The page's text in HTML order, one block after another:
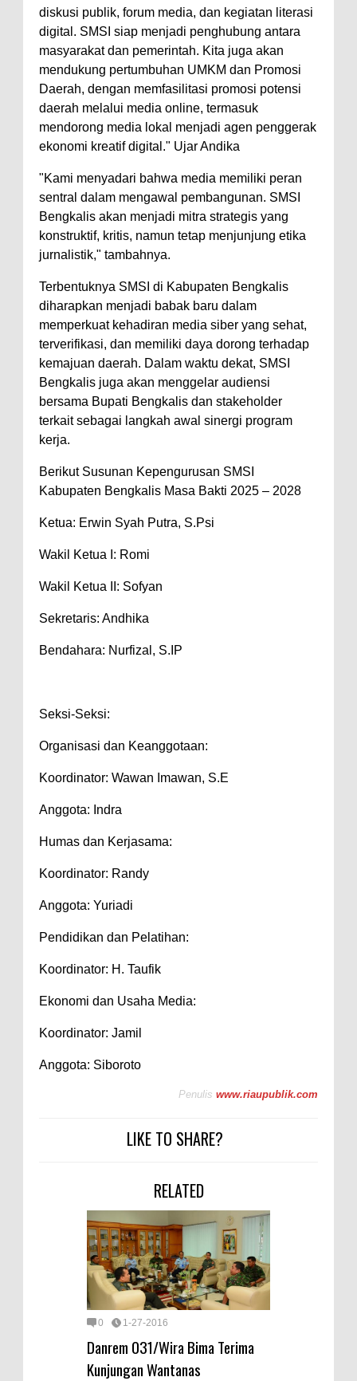
diskusi publik, forum media, dan kegiatan literasi
digital. SMSI siap menjadi penghubung antara
masyarakat dan pemerintah. Kita juga akan
mendukung pertumbuhan UMKM dan Promosi
Daerah, dengan memfasilitasi promosi potensi
daerah melalui media online, termasuk
mendorong media lokal menjadi agen penggerak
ekonomi kreatif digital." Ujar Andika
"Kami menyadari bahwa media memiliki peran
sentral dalam mengawal pembangunan. SMSI
Bengkalis akan menjadi mitra strategis yang
konstruktif, kritis, namun tetap menjunjung etika
jurnalistik," tambahnya.
Terbentuknya SMSI di Kabupaten Bengkalis
diharapkan menjadi babak baru dalam
memperkuat kehadiran media siber yang sehat,
terverifikasi, dan memiliki daya dorong terhadap
kemajuan daerah. Dalam waktu dekat, SMSI
Bengkalis juga akan menggelar audiensi
bersama Bupati Bengkalis dan stakeholder
terkait sebagai langkah awal sinergi program
kerja.
Berikut Susunan Kepengurusan SMSI
Kabupaten Bengkalis Masa Bakti 2025 – 2028
Ketua: Erwin Syah Putra, S.Psi
Wakil Ketua I: Romi
Wakil Ketua II: Sofyan
Sekretaris: Andhika
Bendahara: Nurfizal, S.IP
Seksi-Seksi:
Organisasi dan Keanggotaan:
Koordinator: Wawan Imawan, S.E
Anggota: Indra
Humas dan Kerjasama:
Koordinator: Randy
Anggota: Yuriadi
Pendidikan dan Pelatihan:
Koordinator: H. Taufik
Ekonomi dan Usaha Media:
Koordinator: Jamil
Anggota: Siboroto
Penulis www.riaupublik.com
LIKE TO SHARE?
RELATED
0 1-27-2016
Danrem 031/Wira Bima Terima
Kunjungan Wantanas